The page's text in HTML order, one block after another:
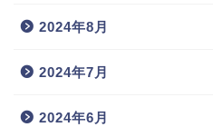
2024年8月
2024年7月
2024年6月